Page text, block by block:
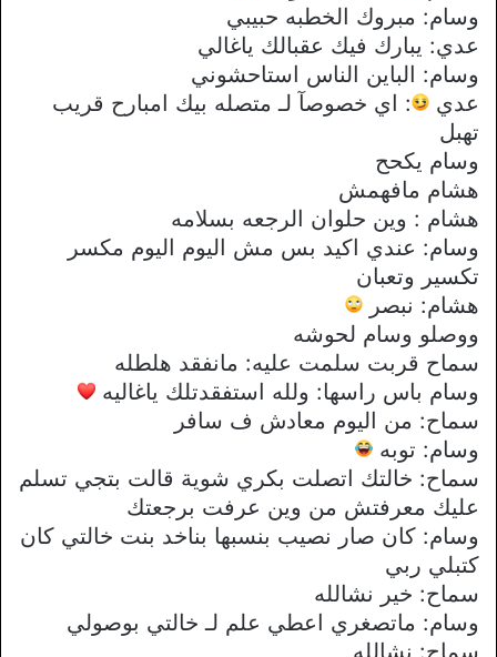
وسام: مبروك الخطبه حبيبي
عدي: يبارك فيك عقبالك ياغالي
وسام: الباين الناس استاحشوني
عدي
: اي خصوصآ لـ متصله بيك امبارح قريب
تهبل
وسام يكحح
هشام مافهمش
هشام : وين حلوان الرجعه بسلامه
وسام: عندي اكيد بس مش اليوم اليوم مكسر
تكسير وتعبان
هشام: نبصر
ووصلو وسام لحوشه
سماح قربت سلمت عليه: مانفقد هلطله
وسام باس راسها: ولله استفقدتلك ياغاليه
سماح: من اليوم معادش ف سافر
وسام: توبه
سماح: خالتك اتصلت بكري شوية قالت بتجي تسلم
عليك معرفتش من وين عرفت برجعتك
وسام: كان صار نصيب بنسبها بناخد بنت خالتي كان
كتبلي ربي
سماح: خير نشالله
وسام: ماتصغري اعطي علم لـ خالتي بوصولي
سماح: نشالله